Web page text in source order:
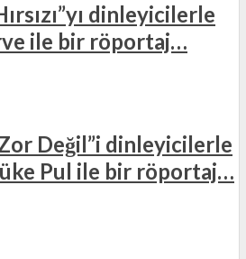
dinleyicilerle
ile bir röportaj…
Değil”i dinleyicilerle
Pul ile bir röportaj…